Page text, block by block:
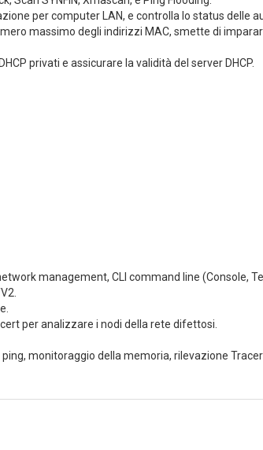
per computer LAN, e controlla lo status delle
massimo degli indirizzi MAC, smette di
privati e assicurare la validità del server DHCP.
management, CLI command line (Console,
per analizzare i nodi della rete difettosi.
monitoraggio della memoria, rilevazione